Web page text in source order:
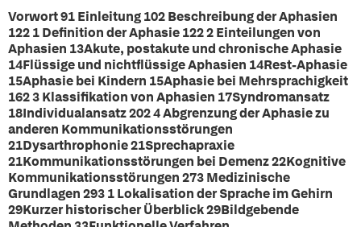
Vorwort 91 Einleitung 102 Beschreibung der Aphasien
122 1 Definition der Aphasie 122 2 Einteilungen von
Aphasien 13Akute, postakute und chronische Aphasie
14Flüssige und nichtflüssige Aphasien 14Rest-Aphasie
15Aphasie bei Kindern 15Aphasie bei Mehrsprachigkeit
162 3 Klassifikation von Aphasien 17Syndromansatz
18Individualansatz 202 4 Abgrenzung der Aphasie zu
anderen Kommunikationsstörungen
21Dysarthrophonie 21Sprechapraxie
21Kommunikationsstörungen bei Demenz 22Kognitive
Kommunikationsstörungen 273 Medizinische
Grundlagen 293 1 Lokalisation der Sprache im Gehirn
29Kurzer historischer Überblick 29Bildgebende